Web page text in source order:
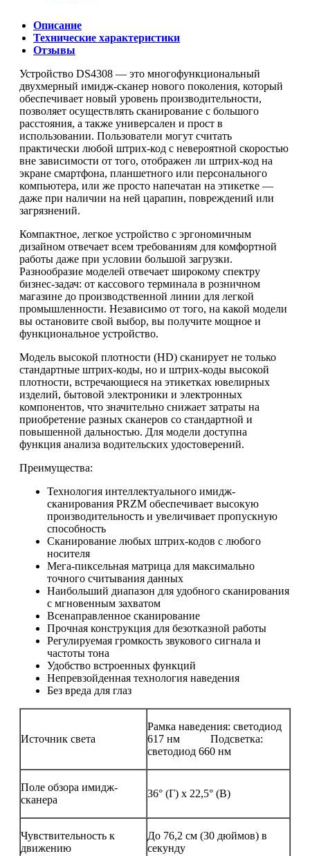
Описание
Технические характеристики
Отзывы
Устройство DS4308 — это многофункциональный
двухмерный имидж-сканер нового поколения, который
обеспечивает новый уровень производительности,
позволяет осуществлять сканирование с большого
расстояния, а также универсален и прост в
использовании. Пользователи могут считать
практически любой штрих-код с невероятной скоростью
вне зависимости от того, отображен ли штрих-код на
экране смартфона, планшетного или персонального
компьютера, или же просто напечатан на этикетке —
даже при наличии на ней царапин, повреждений или
загрязнений.
Компактное, легкое устройство с эргономичным
дизайном отвечает всем требованиям для комфортной
работы даже при условии большой загрузки.
Разнообразие моделей отвечает широкому спектру
бизнес-задач: от кассового терминала в розничном
магазине до производственной линии для легкой
промышленности. Независимо от того, на какой модели
вы остановите свой выбор, вы получите мощное и
функциональное устройство.
Модель высокой плотности (HD) сканирует не только
стандартные штрих-коды, но и штрих-коды высокой
плотности, встречающиеся на этикетках ювелирных
изделий, бытовой электроники и электронных
компонентов, что значительно снижает затраты на
приобретение разных сканеров со стандартной и
повышенной дальностью. Для модели доступна
функция анализа водительских удостоверений.
Преимущества:
Технология интеллектуального имидж-
сканирования PRZM обеспечивает высокую
производительность и увеличивает пропускную
способность
Сканирование любых штрих-кодов с любого
носителя
Мега-пиксельная матрица для максимально
точного считывания данных
Наибольший диапазон для удобного сканирования
с мгновенным захватом
Всенаправленное сканирование
Прочная конструкция для безотказной работы
Регулируемая громкость звукового сигнала и
частоты тона
Удобство встроенных функций
Непревзойденная технология наведения
Без вреда для глаз
Источник света
Рамка наведения: светодиод
617 нм Подсветка:
светодиод 660 нм
Поле обзора имидж-
сканера
36° (Г) x 22,5° (В)
Чувствительность к
движению
До 76,2 см (30 дюймов) в
секунду